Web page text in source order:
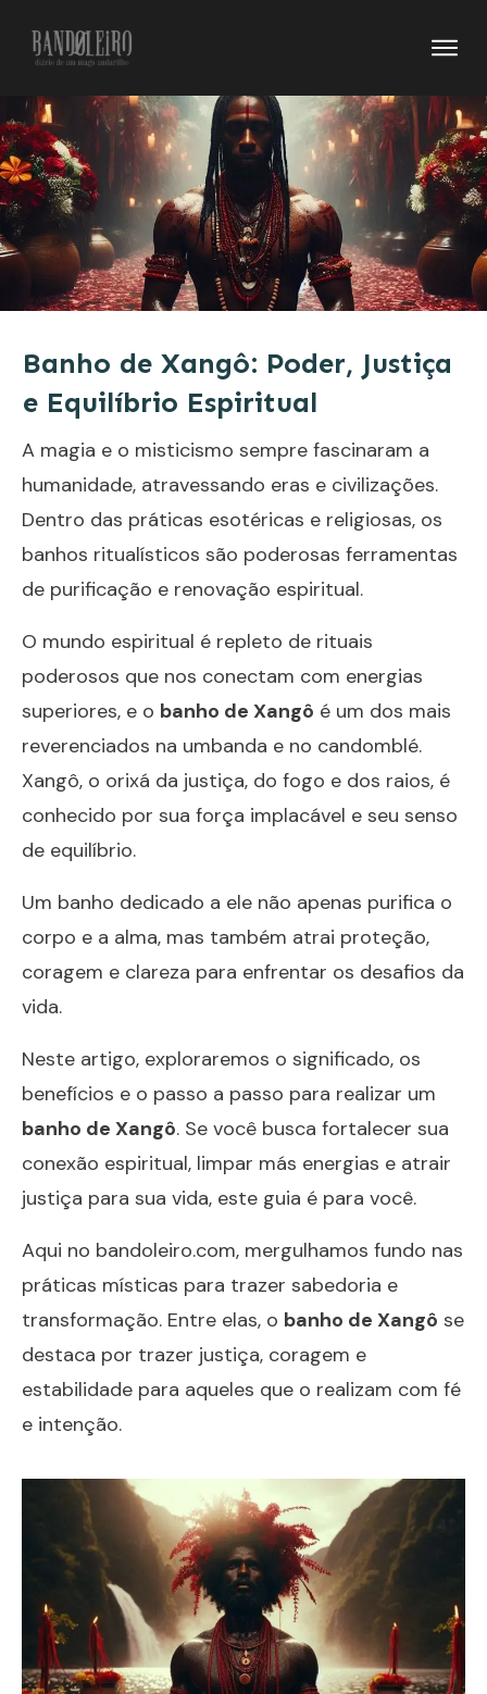
Banho de Xangô: Poder, Justiça
e Equilíbrio Espiritual
A magia e o misticismo sempre fascinaram a
humanidade, atravessando eras e civilizações.
Dentro das práticas esotéricas e religiosas, os
banhos ritualísticos são poderosas ferramentas
de purificação e renovação espiritual.
O mundo espiritual é repleto de rituais
poderosos que nos conectam com energias
superiores, e o banho de Xangô é um dos mais
reverenciados na umbanda e no candomblé.
Xangô, o orixá da justiça, do fogo e dos raios, é
conhecido por sua força implacável e seu senso
de equilíbrio.
Um banho dedicado a ele não apenas purifica o
corpo e a alma, mas também atrai proteção,
coragem e clareza para enfrentar os desafios da
vida.
Neste artigo, exploraremos o significado, os
benefícios e o passo a passo para realizar um
banho de Xangô. Se você busca fortalecer sua
conexão espiritual, limpar más energias e atrair
justiça para sua vida, este guia é para você.
Aqui no bandoleiro.com, mergulhamos fundo nas
práticas místicas para trazer sabedoria e
transformação. Entre elas, o banho de Xangô se
destaca por trazer justiça, coragem e
estabilidade para aqueles que o realizam com fé
e intenção.